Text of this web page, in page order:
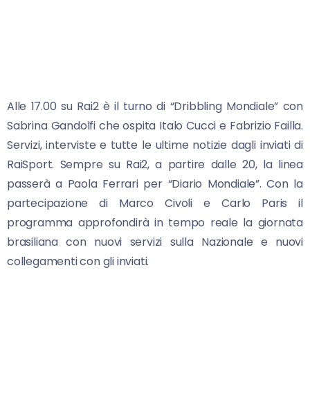
Alle 17.00 su Rai2 è il turno di “Dribbling Mondiale” con
Sabrina Gandolfi che ospita Italo Cucci e Fabrizio Failla.
Servizi, interviste e tutte le ultime notizie dagli inviati di
RaiSport. Sempre su Rai2, a partire dalle 20, la linea
passerà a Paola Ferrari per “Diario Mondiale”. Con la
partecipazione di Marco Civoli e Carlo Paris il
programma approfondirà in tempo reale la giornata
brasiliana con nuovi servizi sulla Nazionale e nuovi
collegamenti con gli inviati.